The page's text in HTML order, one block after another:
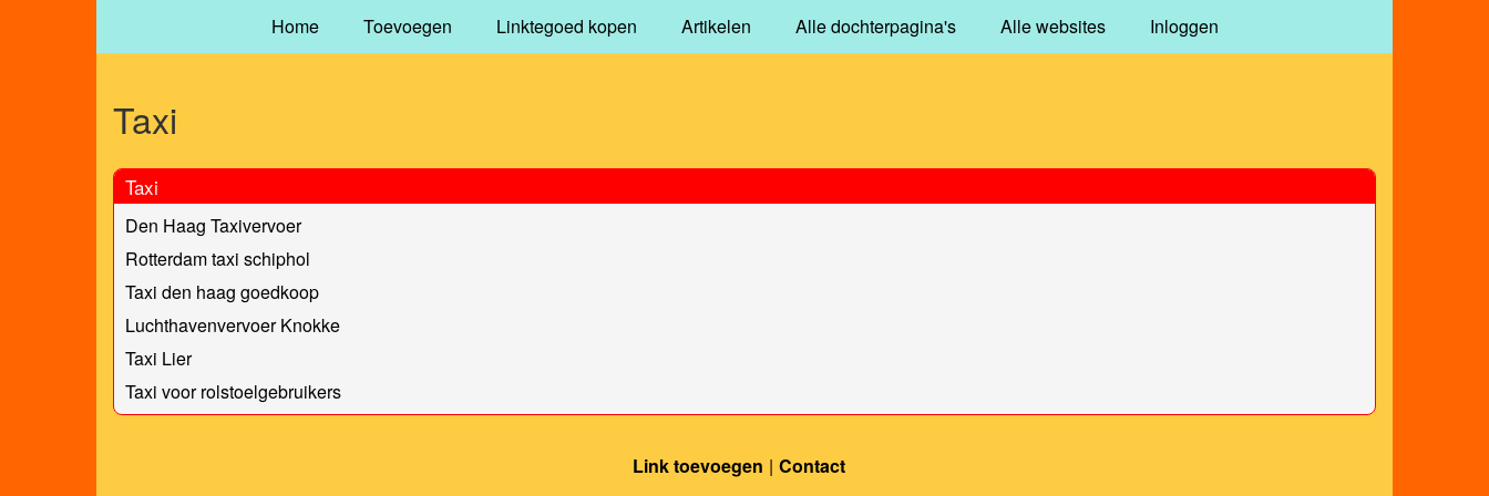
Home Toevoegen Linktegoed kopen Artikelen Alle dochterpagina's Alle websites Inloggen
Taxi
Taxi
Den Haag Taxivervoer
Rotterdam taxi schiphol
Taxi den haag goedkoop
Luchthavenvervoer Knokke
Taxi Lier
Taxi voor rolstoelgebruikers
Link toevoegen Contact